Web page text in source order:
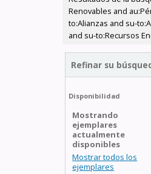
Renovables and
to:Alianzas and su-
and su-to:Recursos
Refinar su
Disponibilidad
Mostrando
ejemplares
actualmente
disponibles
Mostrar todos los
ejemplares